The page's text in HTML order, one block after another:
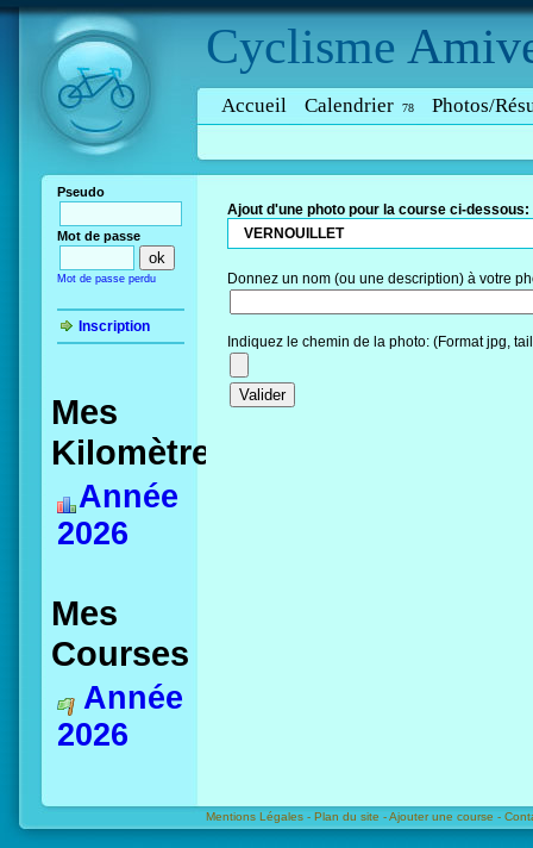
Cyclisme
Accueil Calendrier 78 Photos/
Pseudo
Mot de passe
Mot de passe perdu
Inscription
Mes
Kilomètres
Année
2026
Mes
Courses
Année
2026
Ajout d'une photo pour la course ci-dessous:
VERNOUILLET
Donnez un nom (ou une description) à votre
Indiquez le chemin de la photo: (Format jpg,
Mentions Légales - Plan du site -Ajouter une course -